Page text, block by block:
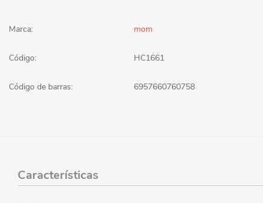
Marca: mom
Código: HC1661
Código de barras: 6957660760758
Características